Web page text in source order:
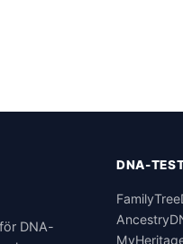
DNA-
DNA-